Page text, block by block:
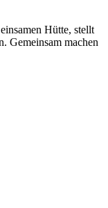
Hütte, stellt
Gemeinsam machen